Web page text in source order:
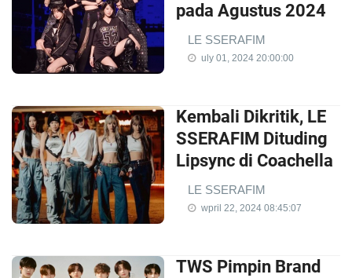
pada Agustus 2024
LE SSERAFIM
uly 01, 2024 20:00:00
Kembali Dikritik, LE
SSERAFIM Dituding
Lipsync di Coachella
LE SSERAFIM
wpril 22, 2024 08:45:07
TWS Pimpin Brand